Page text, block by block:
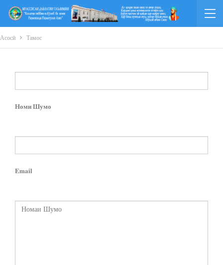
Асосӣ Тамос
Номи Шумо
Email